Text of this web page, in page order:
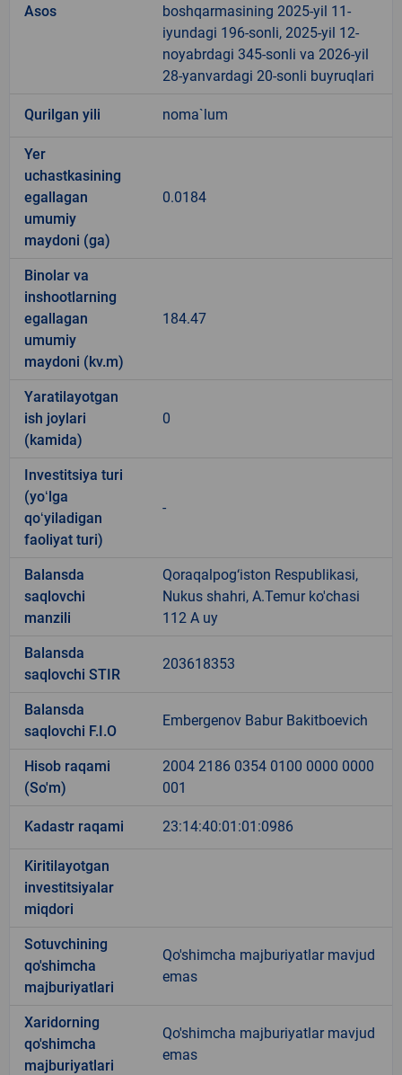
Asos
boshqarmasining 2025-yil 11-
iyundagi 196-sonli, 2025-yil 12-
noyabrdagi 345-sonli va 2026-yil
28-yanvardagi 20-sonli buyruqlari
Qurilgan yili noma`lum
Yer
uchastkasining
egallagan
umumiy
maydoni (ga)
0.0184
Binolar va
inshootlarning
egallagan
umumiy
maydoni (kv.m)
184.47
Yaratilayotgan
ish joylari
(kamida)
0
Investitsiya turi
(yoʻlga
qoʻyiladigan
faoliyat turi)
-
Balansda
saqlovchi
manzili
Qoraqalpog‘iston Respublikasi,
Nukus shahri, A.Temur ko'chasi
112 A uy
Balansda
saqlovchi STIR
203618353
Balansda
saqlovchi F.I.O
Embergenov Babur Bakitboevich
Hisob raqami
(So'm)
2004 2186 0354 0100 0000 0000
001
Kadastr raqami 23:14:40:01:01:0986
Kiritilayotgan
investitsiyalar
miqdori
Sotuvchining
qo'shimcha
majburiyatlari
Qo'shimcha majburiyatlar mavjud
emas
Xaridorning
qo'shimcha
majburiyatlari
Qo'shimcha majburiyatlar mavjud
emas